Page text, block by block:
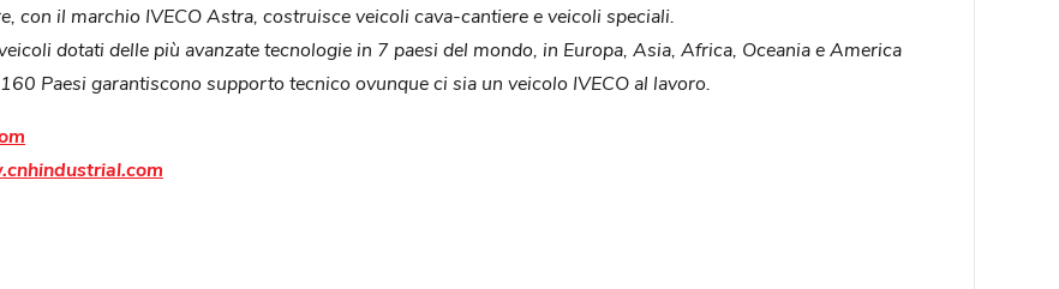
con il marchio IVECO Astra, costruisce veicoli cava-cantiere e veicoli speciali.
dotati delle più avanzate tecnologie in 7 paesi del mondo, in Europa, Asia, Africa, Oceania e America
Paesi garantiscono supporto tecnico ovunque ci sia un veicolo IVECO al lavoro.